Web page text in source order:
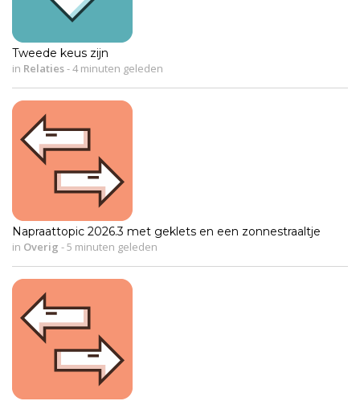
Tweede keus zijn
in Relaties-4 minuten geleden
Napraattopic 2026.3 met geklets en een zonnestraaltje
in Overig -5 minuten geleden